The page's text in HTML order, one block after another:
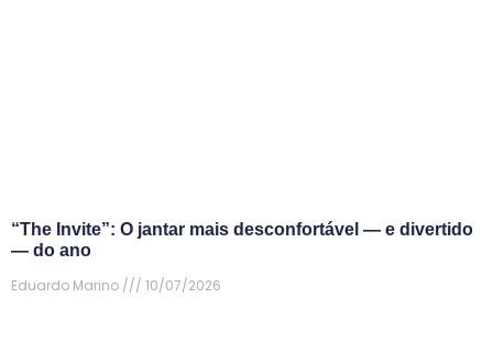
“The Invite”: O jantar mais desconfortável — e divertido
— do ano
Eduardo Marino
10/07/2026